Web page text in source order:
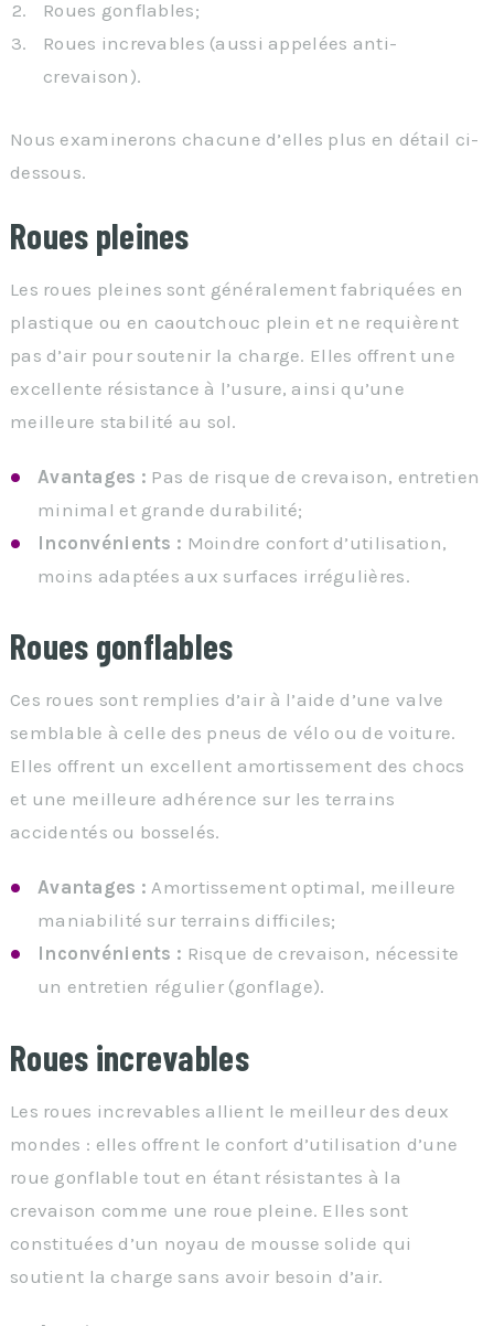
Roues gonflables;
Roues increvables (aussi appelées anti-
crevaison).
Nous examinerons chacune d’elles plus en détail ci-
dessous.
Roues pleines
Les roues pleines sont généralement fabriquées en
plastique ou en caoutchouc plein et ne requièrent
pas d’air pour soutenir la charge. Elles offrent une
excellente résistance à l’usure, ainsi qu’une
meilleure stabilité au sol.
Avantages : Pas de risque de crevaison, entretien
minimal et grande durabilité;
Inconvénients : Moindre confort d’utilisation,
moins adaptées aux surfaces irrégulières.
Roues gonflables
Ces roues sont remplies d’air à l’aide d’une valve
semblable à celle des pneus de vélo ou de voiture.
Elles offrent un excellent amortissement des chocs
et une meilleure adhérence sur les terrains
accidentés ou bosselés.
Avantages : Amortissement optimal, meilleure
maniabilité sur terrains difficiles;
Inconvénients : Risque de crevaison, nécessite
un entretien régulier (gonflage).
Roues increvables
Les roues increvables allient le meilleur des deux
mondes : elles offrent le confort d’utilisation d’une
roue gonflable tout en étant résistantes à la
crevaison comme une roue pleine. Elles sont
constituées d’un noyau de mousse solide qui
soutient la charge sans avoir besoin d’air.